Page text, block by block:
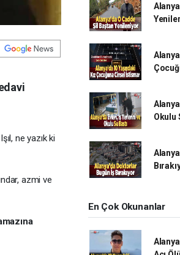
ne yazık ki
azmi ve
Okulu
En Çok Okunanlar